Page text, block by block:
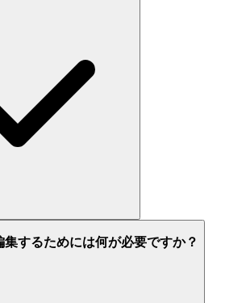
集するためには何が必要ですか？